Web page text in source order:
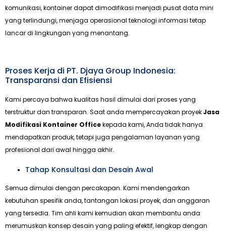
komunikasi, kontainer dapat dimodifikasi menjadi pusat data mini
yang terlindungi, menjaga operasional teknologi informasi tetap
lancar di lingkungan yang menantang.
Proses Kerja di PT. Djaya Group Indonesia:
Transparansi dan Efisiensi
Kami percaya bahwa kualitas hasil dimulai dari proses yang
terstruktur dan transparan. Saat anda mempercayakan proyekJasa
Modifikasi Kontainer Officekepada kami, Anda tidak hanya
mendapatkan produk, tetapi juga pengalaman layanan yang
profesional dari awal hingga akhir.
Tahap Konsultasi dan Desain Awal
Semua dimulai dengan percakapan. Kami mendengarkan
kebutuhan spesifik anda, tantangan lokasi proyek, dan anggaran
yang tersedia. Tim ahli kami kemudian akan membantu anda
merumuskan konsep desain yang paling efektif, lengkap dengan